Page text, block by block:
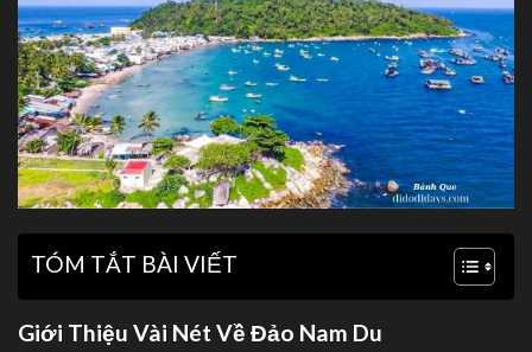
TÓM TẮT BÀI VIẾT
Giới Thiệu Vài Nét Về Đảo Nam Du